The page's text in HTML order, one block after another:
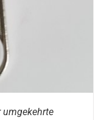
umgekehrte